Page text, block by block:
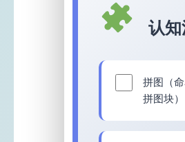
认
拼图（
拼图块）